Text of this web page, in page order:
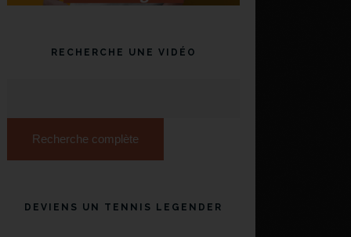
RECHERCHE UNE VIDÉO
Recherche complète
DEVIENS UN TENNIS LEGENDER